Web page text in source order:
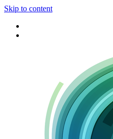
Skip to content